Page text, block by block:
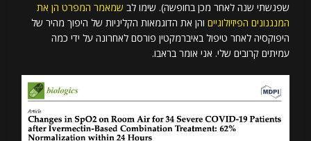
שפגשתי שנה לאחר מכן בחופשה). שימו לב שמאמר המפרט הן את
המנגנונים הפיזיולוגיים והן את הדוגמאות הקליניות של היפוך מהיר של
היפוקסיה לאחר טיפול באיברמקטין פורסם לאחרונה על ידי כמה
עמיתים קרובים שלי. אני אומר בראבו.